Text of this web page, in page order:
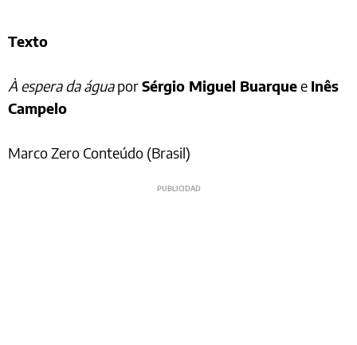
Texto
À espera da águaporSérgio Miguel Buarquee Inês
Campelo
Marco Zero Conteúdo (Brasil)